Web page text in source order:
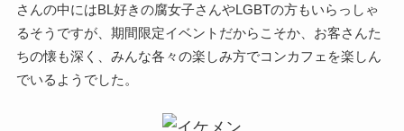
さんの中にはBL好きの腐女子さんやLGBTの方もいらっしゃ
るそうですが、期間限定イベントだからこそか、お客さんた
ちの懐も深く、みんな各々の楽しみ方でコンカフェを楽しん
でいるようでした。